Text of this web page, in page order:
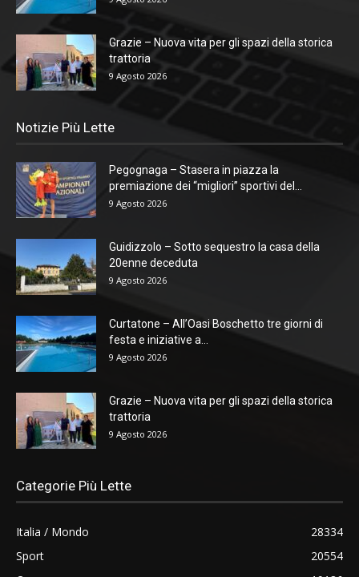
Grazie – Nuova vita per gli spazi della storica
trattoria
9 Agosto 2026
Notizie Più Lette
Pegognaga – Stasera in piazza la
premiazione dei “migliori” sportivi del...
9 Agosto 2026
Guidizzolo – Sotto sequestro la casa della
20enne deceduta
9 Agosto 2026
Curtatone – All’Oasi Boschetto tre giorni di
festa e iniziative a...
9 Agosto 2026
Grazie – Nuova vita per gli spazi della storica
trattoria
9 Agosto 2026
Categorie Più Lette
Italia / Mondo
28334
Sport
20554